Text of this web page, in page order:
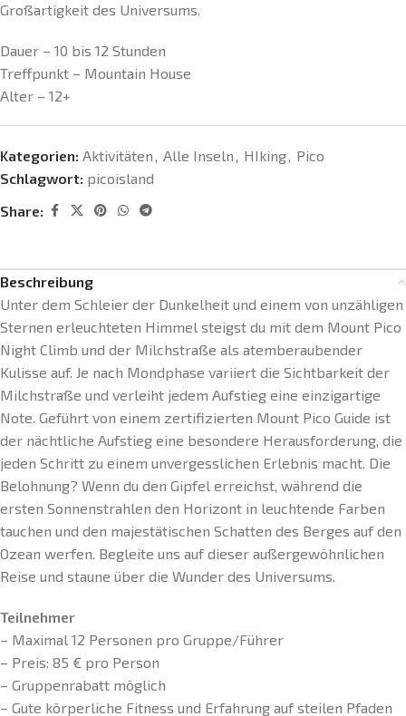
Großartigkeit des Universums.
Dauer – 10 bis 12 Stunden
Treffpunkt – Mountain House
Alter – 12+
Kategorien: Aktivitäten, Alle Inseln, HIking, Pico
Schlagwort: picoisland
Share:
Beschreibung
Unter dem Schleier der Dunkelheit und einem von unzähligen
Sternen erleuchteten Himmel steigst du mit dem Mount Pico
Night Climb und der Milchstraße als atemberaubender
Kulisse auf. Je nach Mondphase variiert die Sichtbarkeit der
Milchstraße und verleiht jedem Aufstieg eine einzigartige
Note. Geführt von einem zertifizierten Mount Pico Guide ist
der nächtliche Aufstieg eine besondere Herausforderung, die
jeden Schritt zu einem unvergesslichen Erlebnis macht. Die
Belohnung? Wenn du den Gipfel erreichst, während die
ersten Sonnenstrahlen den Horizont in leuchtende Farben
tauchen und den majestätischen Schatten des Berges auf den
Ozean werfen. Begleite uns auf dieser außergewöhnlichen
Reise und staune über die Wunder des Universums.
Teilnehmer
– Maximal 12 Personen pro Gruppe/Führer
– Preis: 85 € pro Person
– Gruppenrabatt möglich
– Gute körperliche Fitness und Erfahrung auf steilen Pfaden